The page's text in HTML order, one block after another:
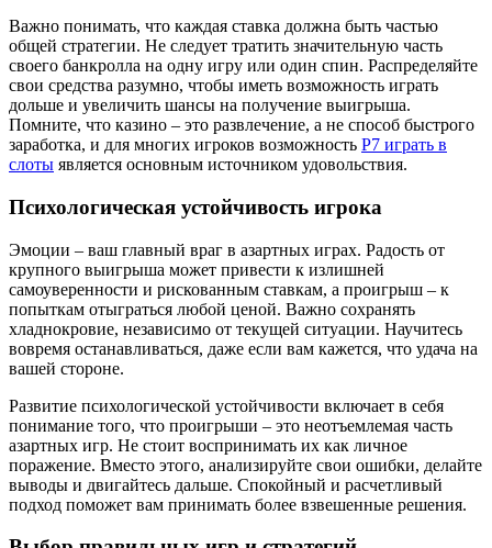
Важно понимать, что каждая ставка должна быть частью
общей стратегии. Не следует тратить значительную часть
своего банкролла на одну игру или один спин. Распределяйте
свои средства разумно, чтобы иметь возможность играть
дольше и увеличить шансы на получение выигрыша.
Помните, что казино – это развлечение, а не способ быстрого
заработка, и для многих игроков возможность Р7 играть в
слоты является основным источником удовольствия.
Психологическая устойчивость игрока
Эмоции – ваш главный враг в азартных играх. Радость от
крупного выигрыша может привести к излишней
самоуверенности и рискованным ставкам, а проигрыш – к
попыткам отыграться любой ценой. Важно сохранять
хладнокровие, независимо от текущей ситуации. Научитесь
вовремя останавливаться, даже если вам кажется, что удача на
вашей стороне.
Развитие психологической устойчивости включает в себя
понимание того, что проигрыши – это неотъемлемая часть
азартных игр. Не стоит воспринимать их как личное
поражение. Вместо этого, анализируйте свои ошибки, делайте
выводы и двигайтесь дальше. Спокойный и расчетливый
подход поможет вам принимать более взвешенные решения.